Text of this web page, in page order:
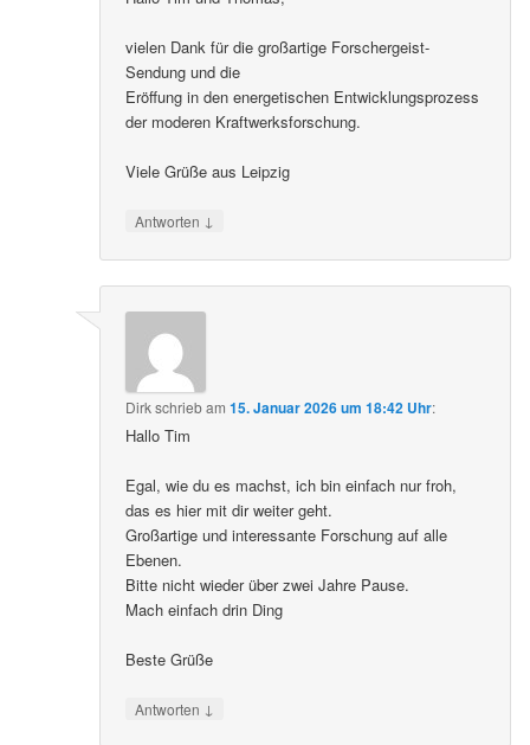
vielen Dank für die großartige Forschergeist-
Sendung und die
Eröffung in den energetischen Entwicklungsprozess
der moderen Kraftwerksforschung.
Viele Grüße aus Leipzig
Antworten ↓
Dirkschriebam15. Januar 2026 um 18:42 Uhr:
Hallo Tim
Egal, wie du es machst, ich bin einfach nur froh,
das es hier mit dir weiter geht.
Großartige und interessante Forschung auf alle
Ebenen.
Bitte nicht wieder über zwei Jahre Pause.
Mach einfach drin Ding
Beste Grüße
Antworten ↓